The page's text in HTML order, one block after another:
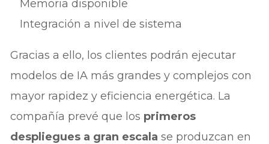
Memoria disponible
Integración a nivel de sistema
Gracias a ello, los clientes podrán ejecutar
modelos de IA más grandes y complejos con
mayor rapidez y eficiencia energética. La
compañía prevé que los primeros
despliegues a gran escala se produzcan en